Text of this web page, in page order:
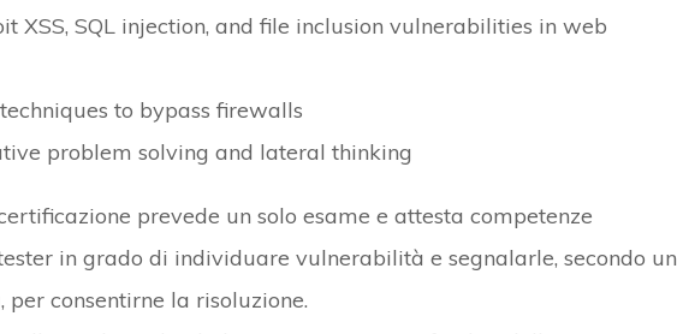
XSS, SQL injection, and file inclusion vulnerabilities in web
to bypass firewalls
problem solving and lateral thinking
prevede un solo esame e attesta competenze
in grado di individuare vulnerabilità e segnalarle, secondo un
consentirne la risoluzione.